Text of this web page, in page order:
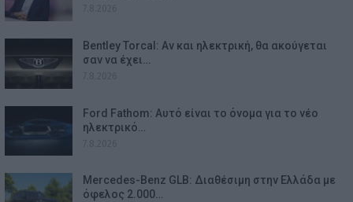
Bentley Torcal: Αν και ηλεκτρική, θα ακούγεται
σαν να έχει…
Ford Fathom: Αυτό είναι το όνομα για το νέο
ηλεκτρικό…
Mercedes-Benz GLB: Διαθέσιμη στην Ελλάδα με
όφελος 2.000…